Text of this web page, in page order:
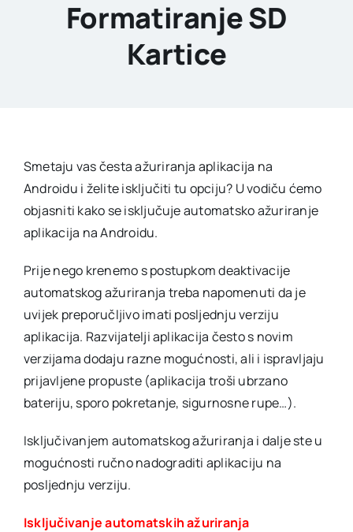
Formatiranje SD
Kartice
Smetaju vas česta ažuriranja aplikacija na
Androidu i želite isključiti tu opciju? U vodiču ćemo
objasniti kako se isključuje automatsko ažuriranje
aplikacija na Androidu.
Prije nego krenemo s postupkom deaktivacije
automatskog ažuriranja treba napomenuti da je
uvijek preporučljivo imati posljednju verziju
aplikacija. Razvijatelji aplikacija često s novim
verzijama dodaju razne mogućnosti, ali i ispravljaju
prijavljene propuste (aplikacija troši ubrzano
bateriju, sporo pokretanje, sigurnosne rupe…).
Isključivanjem automatskog ažuriranja i dalje ste u
mogućnosti ručno nadograditi aplikaciju na
posljednju verziju.
Isključivanje automatskih ažuriranja